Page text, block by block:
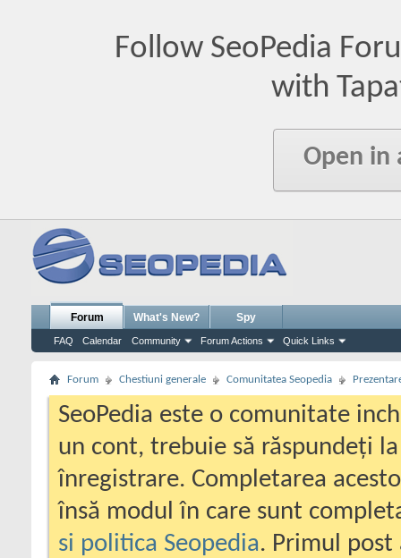
Follow SeoPedia
with
Open in
Forum
FAQ Calendar Community Forum Actions Quick Links
What's New? Spy
Forum Chestiuni generale Comunitatea Seopedia
SeoPedia este o comunitate
un cont, trebuie să răspundeți
înregistrare. Completarea
însă modul în care sunt
si politica Seopedia. Primul